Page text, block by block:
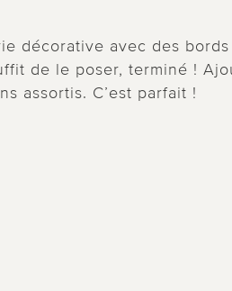
décorative avec des
de le poser, terminé !
assortis. C’est parfait !